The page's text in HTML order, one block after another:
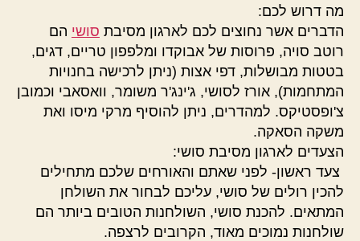
מה דרוש לכם:
הדברים אשר נחוצים לכם לארגון מסיבת סושי הם
רוטב סויה, פרוסות של אבוקדו ומלפפון טריים, דגים,
בטטות מבושלות, דפי אצות (ניתן לרכישה בחנויות
המתחמות), אורז לסושי, ג'ינג'ר משומר, וואסאבי וכמובן
צ'ופסטיקס. למהדרים, ניתן להוסיף מרקי מיסו ואת
משקה הסאקה.
הצעדים לארגון מסיבת סושי:
צעד ראשון- לפני שאתם והאורחים שלכם מתחילים
להכין רולים של סושי, עליכם לבחור את השולחן
המתאים. להכנת סושי, השולחנות הטובים ביותר הם
שולחנות נמוכים מאוד, הקרובים לרצפה.